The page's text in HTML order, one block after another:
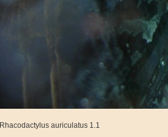
Rhacodactylus auriculatus 1.1